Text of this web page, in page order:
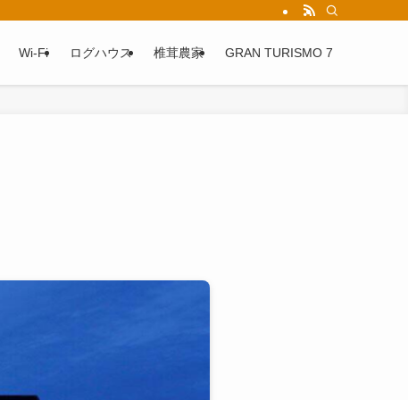
Wi-Fi ログハウス 椎茸農家 GRAN TURISMO 7